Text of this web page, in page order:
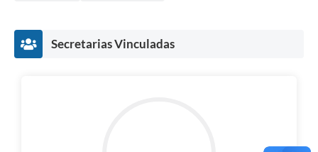
Secretarias Vinculadas